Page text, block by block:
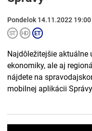
Pondelok 14.11.2022 19:00
Najdôležitejšie aktuálne
ekonomiky, ale aj
nájdete na
mobilnej aplikácii